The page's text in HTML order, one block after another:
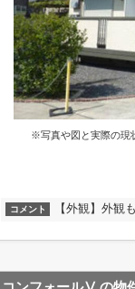
※写真や図と実際の現
コメント 【外観】外観